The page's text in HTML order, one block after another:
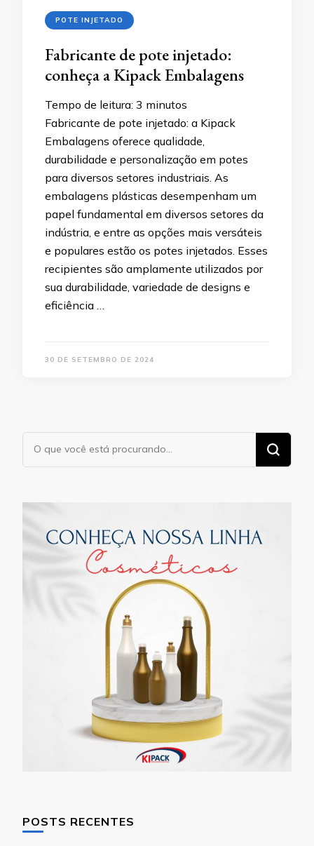
POTE INJETADO
Fabricante de pote injetado:
conheça a Kipack Embalagens
Tempo de leitura: 3 minutos
Fabricante de pote injetado: a Kipack
Embalagens oferece qualidade,
durabilidade e personalização em potes
para diversos setores industriais. As
embalagens plásticas desempenham um
papel fundamental em diversos setores da
indústria, e entre as opções mais versáteis
e populares estão os potes injetados. Esses
recipientes são amplamente utilizados por
sua durabilidade, variedade de designs e
eficiência …
30 DE SETEMBRO DE 2024
Procurando
algo?
POSTS RECENTES